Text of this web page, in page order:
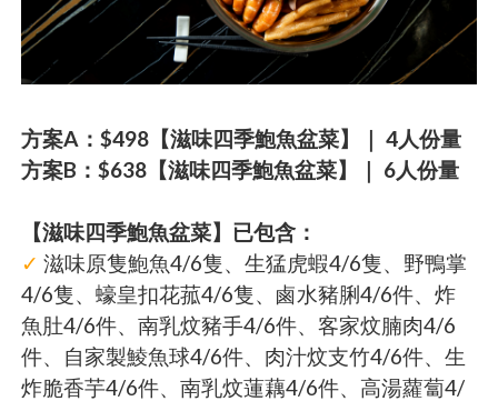
方案A：$498【滋味四季鮑魚盆菜】｜ 4人份量
方案B：$638【滋味四季鮑魚盆菜】｜ 6人份量
【滋味四季鮑魚盆菜】已包含：
✓ 滋味原隻鮑魚4/6隻、生猛虎蝦4/6隻、野鴨掌
4/6隻、蠔皇扣花菰4/6隻、鹵水豬脷4/6件、炸
魚肚4/6件、南乳炆豬手4/6件、客家炆腩肉4/6
件、自家製鯪魚球4/6件、肉汁炆支竹4/6件、生
炸脆香芋4/6件、南乳炆蓮藕4/6件、高湯蘿蔔4/